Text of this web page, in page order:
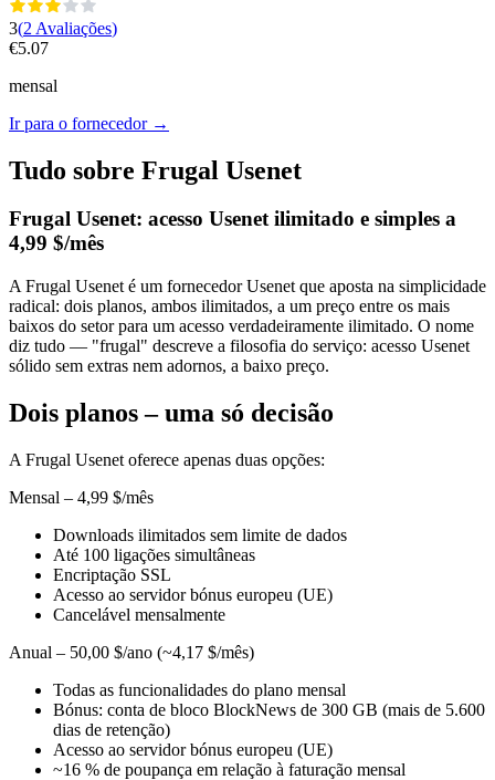
3(2 Avaliações)
€5.07
mensal
Ir para o fornecedor→
Tudo sobre Frugal Usenet
Frugal Usenet: acesso Usenet ilimitado e simples a
4,99 $/mês
A Frugal Usenet é um fornecedor Usenet que aposta na simplicidade
radical: dois planos, ambos ilimitados, a um preço entre os mais
baixos do setor para um acesso verdadeiramente ilimitado. O nome
diz tudo — "frugal" descreve a filosofia do serviço: acesso Usenet
sólido sem extras nem adornos, a baixo preço.
Dois planos – uma só decisão
A Frugal Usenet oferece apenas duas opções:
Mensal – 4,99 $/mês
Downloads ilimitados sem limite de dados
Até 100 ligações simultâneas
Encriptação SSL
Acesso ao servidor bónus europeu (UE)
Cancelável mensalmente
Anual – 50,00 $/ano (~4,17 $/mês)
Todas as funcionalidades do plano mensal
Bónus: conta de bloco BlockNews de 300 GB (mais de 5.600
dias de retenção)
Acesso ao servidor bónus europeu (UE)
~16 % de poupança em relação à faturação mensal